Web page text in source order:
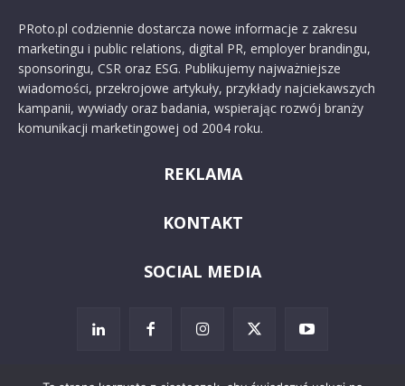
PRoto.pl codziennie dostarcza nowe informacje z zakresu
marketingu i public relations, digital PR, employer brandingu,
sponsoringu, CSR oraz ESG. Publikujemy najważniejsze
wiadomości, przekrojowe artykuły, przykłady najciekawszych
kampanii, wywiady oraz badania, wspierając rozwój branży
komunikacji marketingowej od 2004 roku.
REKLAMA
KONTAKT
SOCIAL MEDIA